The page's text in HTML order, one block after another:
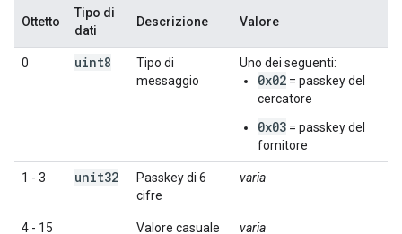
Ottetto
Tipo di
dati
Descrizione Valore
0 uint8
Tipo di
messaggio
Uno dei seguenti:
0x02 = passkey del
cercatore
0x03 = passkey del
fornitore
1 - 3 unit32
Passkey di 6
cifre
varia
4 - 15
Valore casuale
varia